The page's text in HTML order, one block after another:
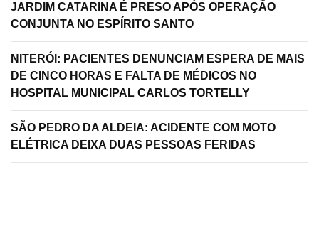
JARDIM CATARINA É PRESO APÓS OPERAÇÃO
CONJUNTA NO ESPÍRITO SANTO
NITERÓI: PACIENTES DENUNCIAM ESPERA DE MAIS
DE CINCO HORAS E FALTA DE MÉDICOS NO
HOSPITAL MUNICIPAL CARLOS TORTELLY
SÃO PEDRO DA ALDEIA: ACIDENTE COM MOTO
ELÉTRICA DEIXA DUAS PESSOAS FERIDAS